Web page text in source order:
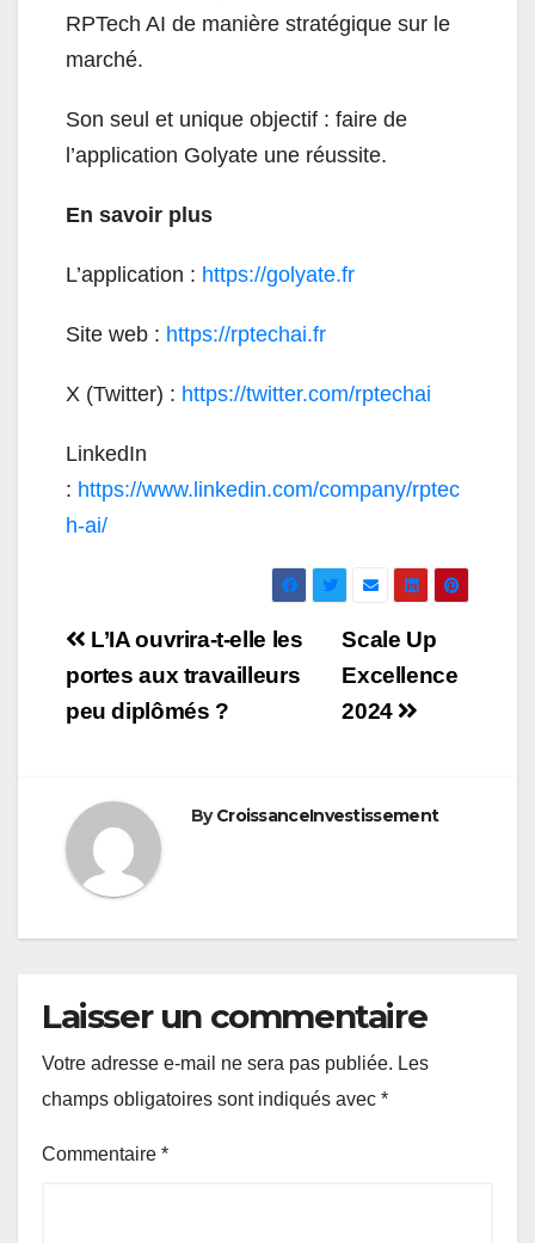
RPTech AI de manière stratégique sur le
marché.
Son seul et unique objectif : faire de
l’application Golyate une réussite.
En savoir plus
L’application : https://golyate.fr
Site web : https://rptechai.fr
X (Twitter) : https://twitter.com/rptechai
LinkedIn
: https://www.linkedin.com/company/rptec
h-ai/
Navigation
de
l’article
Scale Up
Excellence
2024
L’IA ouvrira-t-elle les
portes aux travailleurs
peu diplômés ?
ByCroissanceInvestissement
Laisser un commentaire
Votre adresse e-mail ne sera pas publiée. Les
champs obligatoires sont indiqués avec *
Commentaire *